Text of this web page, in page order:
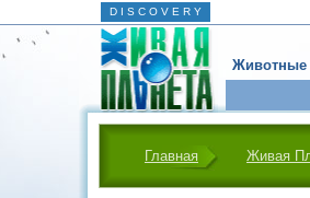
D I S C O V E R Y
Животные
Главная Живая